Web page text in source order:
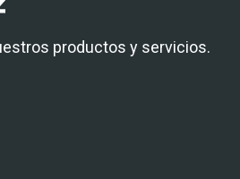
productos y servicios.